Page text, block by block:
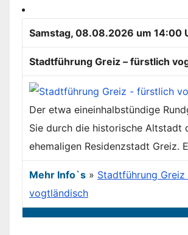
Samstag, 08.08.2026 um 14:00
Stadtführung Greiz – fürstlich
Der etwa eineinhalbstündige
Sie durch die historische Altstadt
ehemaligen Residenzstadt Greiz.
Mehr Info`s » Stadtführung
vogtländisch